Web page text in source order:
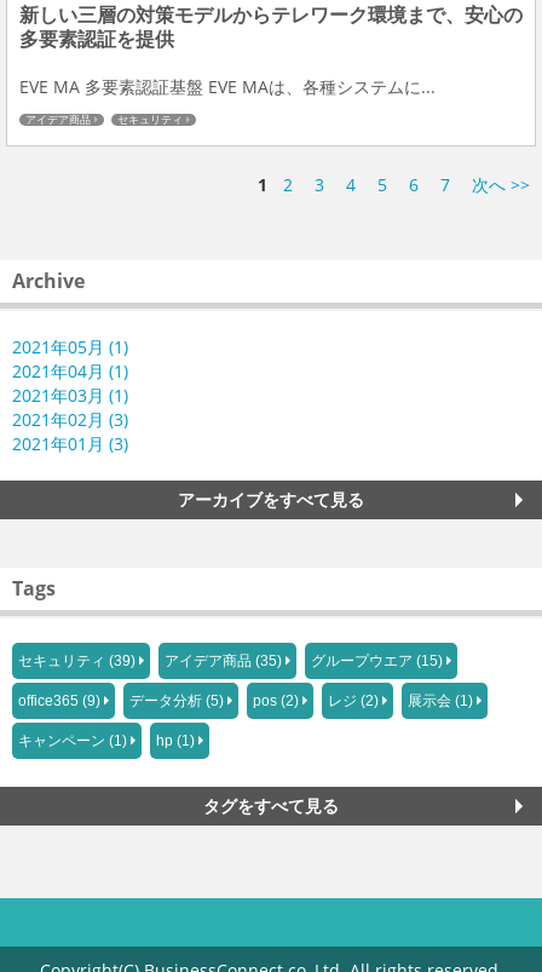
新しい三層の対策モデルからテレワーク環境まで、安心の
多要素認証を提供
EVE MA 多要素認証基盤 EVE MAは、各種システムに...
アイデア商品 セキュリティ
1 2 3 4 5 6 7 次へ >>
Archive
2021年05月 (1)
2021年04月 (1)
2021年03月 (1)
2021年02月 (3)
2021年01月 (3)
アーカイブをすべて見る
Tags
セキュリティ (39) アイデア商品 (35) グループウエア (15)
office365 (9) データ分析 (5) pos (2) レジ (2) 展示会 (1)
キャンペーン (1) hp (1)
タグをすべて見る